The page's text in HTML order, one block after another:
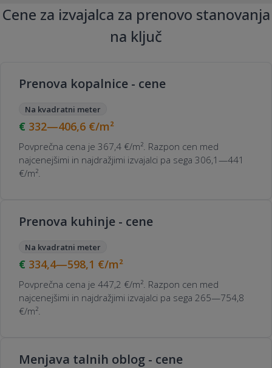
Cene za izvajalca za prenovo stanovanja
na ključ
Prenova kopalnice - cene
Na kvadratni meter
332—406,6 €/m²
Povprečna cena je 367,4 €/m². Razpon cen med
najcenejšimi in najdražjimi izvajalci pa sega 306,1—441
€/m².
Prenova kuhinje - cene
Na kvadratni meter
334,4—598,1 €/m²
Povprečna cena je 447,2 €/m². Razpon cen med
najcenejšimi in najdražjimi izvajalci pa sega 265—754,8
€/m².
Menjava talnih oblog - cene